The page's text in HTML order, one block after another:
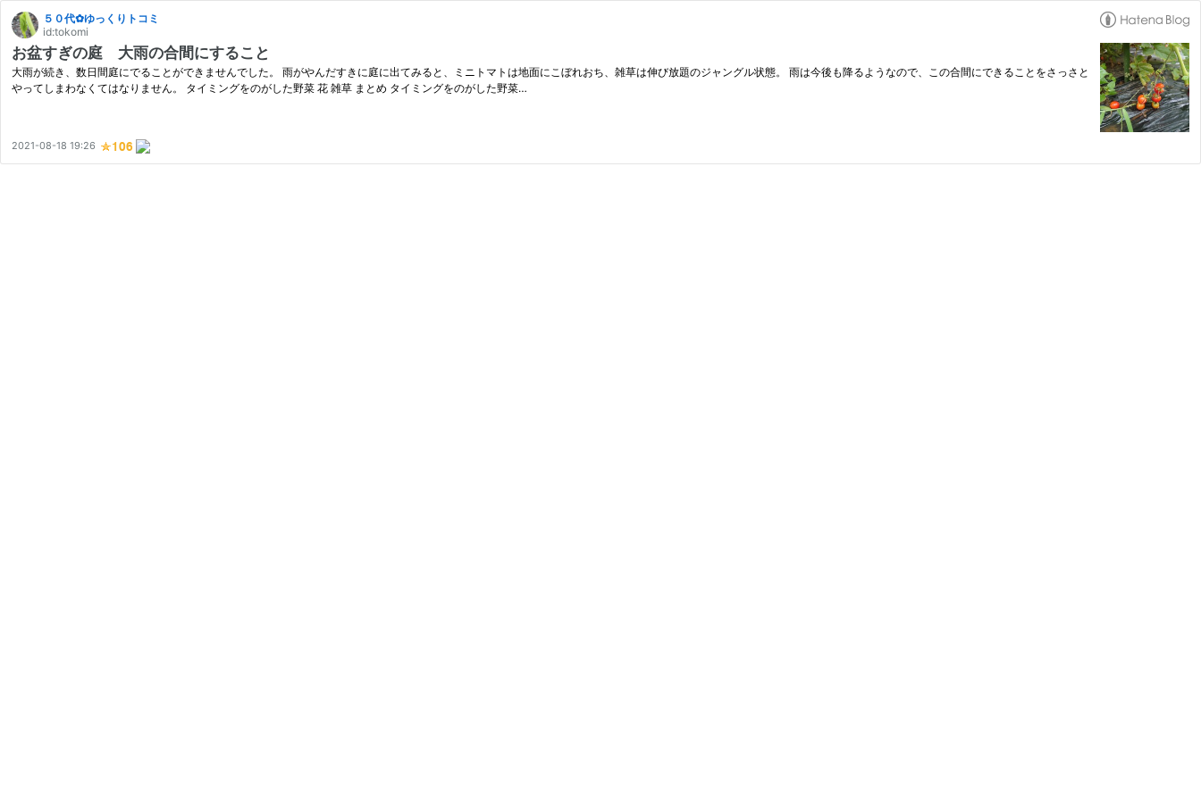
５０代✿ゆっくりトコミ
id:tokomi
お盆すぎの庭 大雨の合間にすること
大雨が続き、数日間庭にでることができませんでした。 雨がやんだすきに庭に出てみると、ミニトマトは地面にこぼれおち、雑草は伸び放題のジャングル状態。 雨は今後も降るようなので、この合間にできることをさっさと
やってしまわなくてはなりません。 タイミングをのがした野菜 花 雑草 まとめ タイミングをのがした野菜…
2021-08-18 19:26